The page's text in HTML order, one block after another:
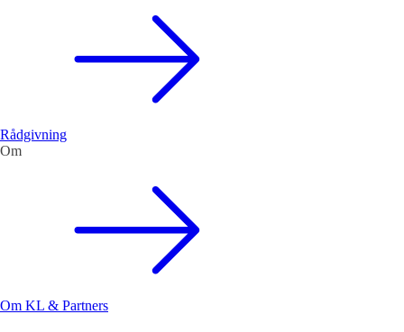
Rådgivning
Om
Om KL & Partners